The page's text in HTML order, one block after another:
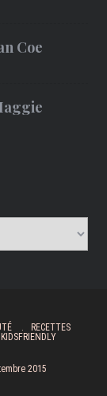
Coe
RECETTES
KIDSFRIENDLY
2015